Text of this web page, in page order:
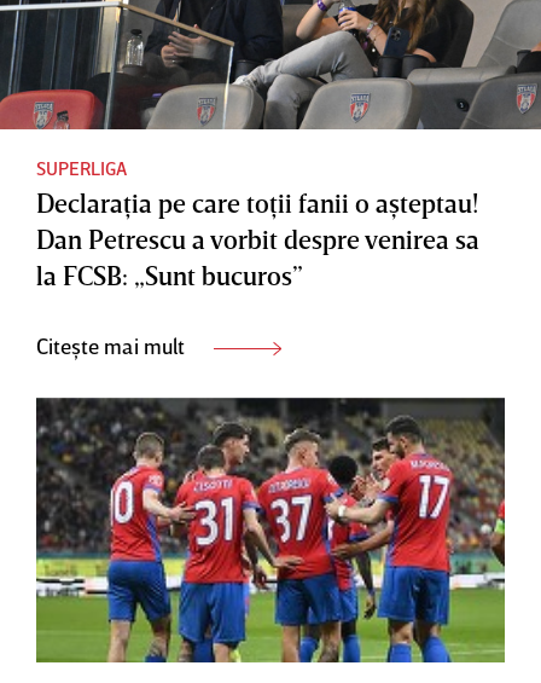
SUPERLIGA
Declaraţia pe care toţii fanii o aşteptau!
Dan Petrescu a vorbit despre venirea sa
la FCSB: „Sunt bucuros”
Citește mai mult